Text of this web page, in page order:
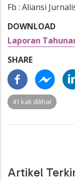
Fb : Aliansi
DOWNLOAD
Laporan
SHARE
41 kali dilihat
Artikel